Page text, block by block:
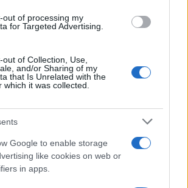
out of processing my
for Targeted Advertising.
of Collection, Use,
and/or Sharing of my
that Is Unrelated with the
which it was collected.
Google to enable storage
like cookies on web or
in apps.